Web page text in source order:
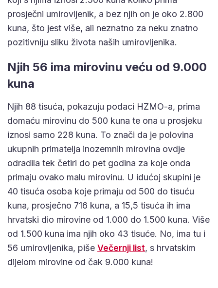
prosječni umirovljenik, a bez njih on je oko 2.800
kuna, što jest više, ali neznatno za neku znatno
pozitivniju sliku života naših umirovljenika.
Njih 56 ima mirovinu veću od 9.000
kuna
Njih 88 tisuća, pokazuju podaci HZMO-a, prima
domaću mirovinu do 500 kuna te ona u prosjeku
iznosi samo 228 kuna. To znači da je polovina
ukupnih primatelja inozemnih mirovina ovdje
odradila tek četiri do pet godina za koje onda
primaju ovako malu mirovinu. U idućoj skupini je
40 tisuća osoba koje primaju od 500 do tisuću
kuna, prosječno 716 kuna, a 15,5 tisuća ih ima
hrvatski dio mirovine od 1.000 do 1.500 kuna. Više
od 1.500 kuna ima njih oko 43 tisuće. No, ima tu i
56 umirovljenika, piše Večernji list, s hrvatskim
dijelom mirovine od čak 9.000 kuna!